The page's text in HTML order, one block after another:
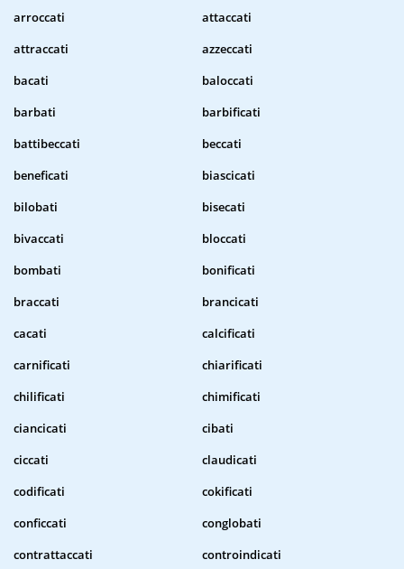
arroccati
attaccati
attraccati
azzeccati
bacati
baloccati
barbati
barbificati
battibeccati
beccati
beneficati
biascicati
bilobati
bisecati
bivaccati
bloccati
bombati
bonificati
braccati
brancicati
cacati
calcificati
carnificati
chiarificati
chilificati
chimificati
ciancicati
cibati
ciccati
claudicati
codificati
cokificati
conficcati
conglobati
contrattaccati
controindicati